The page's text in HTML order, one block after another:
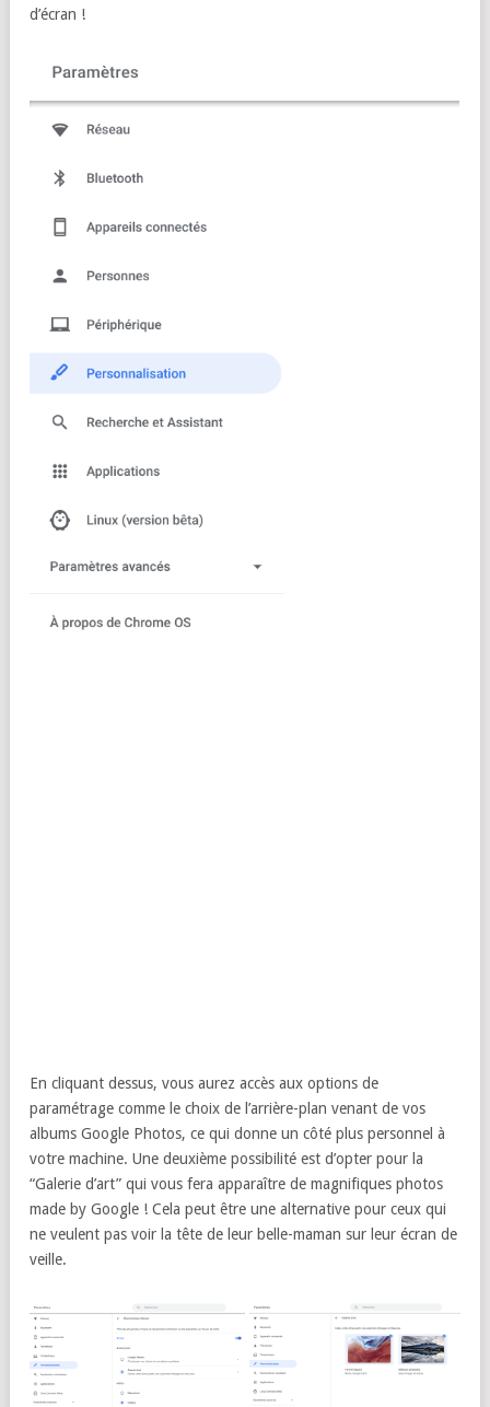
d’écran !
En cliquant dessus, vous aurez accès aux options de
paramétrage comme le choix de l’arrière-plan venant de vos
albums Google Photos, ce qui donne un côté plus personnel à
votre machine. Une deuxième possibilité est d’opter pour la
“Galerie d’art” qui vous fera apparaître de magnifiques photos
made by Google ! Cela peut être une alternative pour ceux qui
ne veulent pas voir la tête de leur belle-maman sur leur écran de
veille.